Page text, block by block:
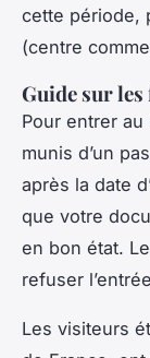
cette période,
(centre
Guide sur
Pour entrer
munis d’un
après la date
que votre
en bon état.
refuser
Les visiteurs